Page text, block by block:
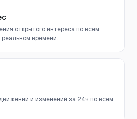
открытого интереса по всем
времени.
и изменений за 24ч по всем